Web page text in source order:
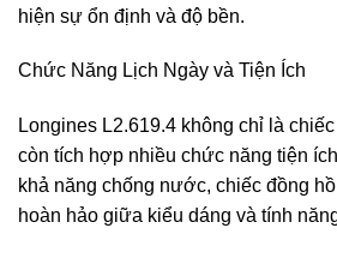
hiện sự ổn định và độ bền.
Chức Năng Lịch Ngày và Tiện Ích
Longines L2.619.4 không chỉ là
còn tích hợp nhiều chức năng tiện
khả năng chống nước, chiếc đồng
hoàn hảo giữa kiểu dáng và tính